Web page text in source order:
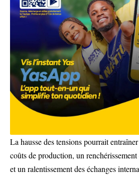
La hausse des tensions pourrait
coûts de production, un
et un ralentissement des échanges